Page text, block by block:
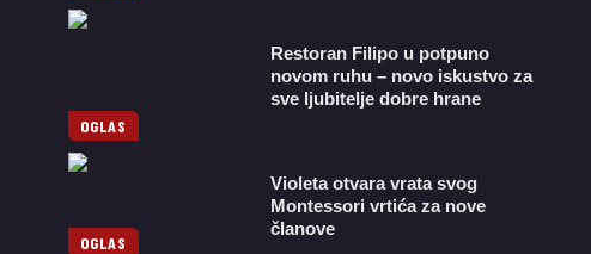
OGLAS
Restoran Filipo u potpuno
novom ruhu – novo iskustvo za
sve ljubitelje dobre hrane
OGLAS
Violeta otvara vrata svog
Montessori vrtića za nove
članove